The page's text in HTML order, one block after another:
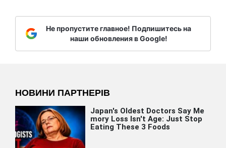
Не пропустите главное! Подпишитесь на
наши обновления в Google!